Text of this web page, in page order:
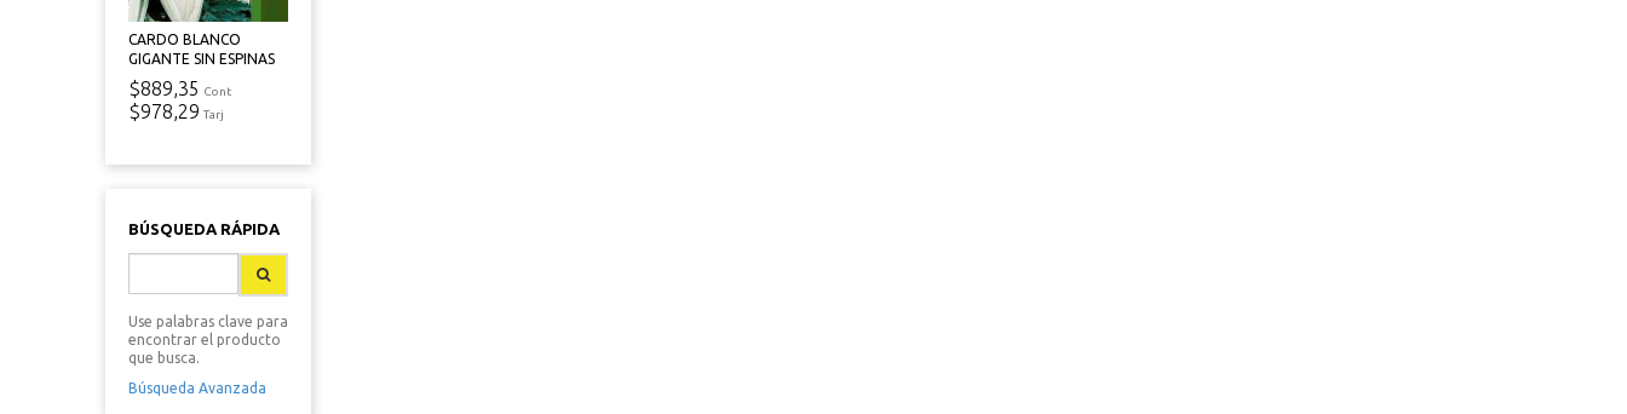
CARDO BLANCO
GIGANTE SIN ESPINAS
$889,35 Cont
$978,29 Tarj
BÚSQUEDA RÁPIDA
Use palabras clave para
encontrar el producto
que busca.
Búsqueda Avanzada